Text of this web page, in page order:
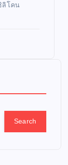
ลิโคน
Search